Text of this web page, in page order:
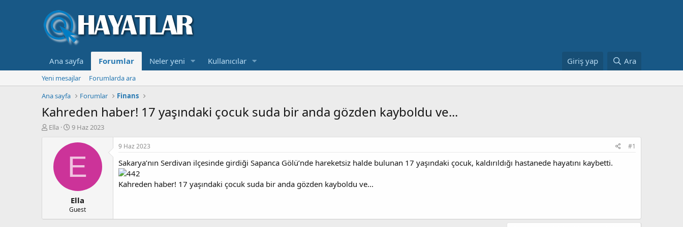
Ana sayfa Forumlar Neler yeni Kullanıcılar Giriş yap Ara
Yeni mesajlar
Forumlarda ara
Ana sayfa
Forumlar Finans
Kahreden haber! 17 yaşındaki çocuk suda bir anda gözden kayboldu ve...
K
l
Ella
B
ş
a
n
ı
ç
t
a
9 Haz 2023
E
Ella
Guest
9 Haz 2023 #1
Sakarya’nın Serdivan ilçesinde girdiği Sapanca Gölü’nde hareketsiz halde bulunan 17 yaşındaki çocuk, kaldırıldığı hastanede hayatını kaybetti.
Kahreden haber! 17 yaşındaki çocuk suda bir anda gözden kayboldu ve...